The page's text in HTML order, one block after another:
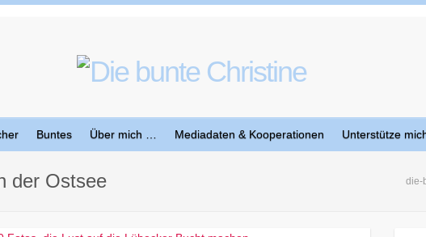
Buntes Über mich … Mediadaten & Kooperationen Unterstütze
die-
der Ostsee